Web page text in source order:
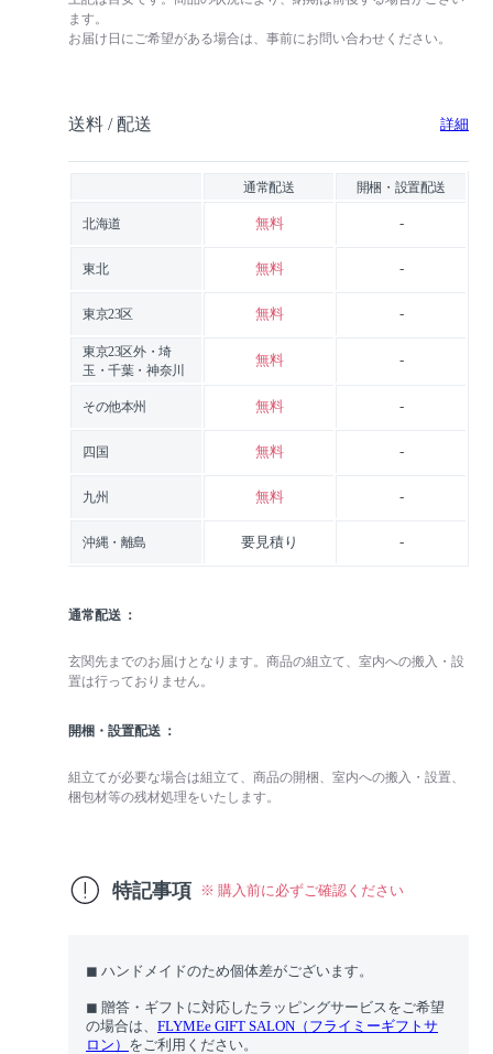
ます。
お届け日にご希望がある場合は、事前にお問い合わせください。
送料 / 配送 詳細
通常配送 開梱・設置配送
北海道 無料 -
東北 無料 -
東京23区 無料 -
東京23区外・埼
玉・千葉・神奈川
無料 -
その他本州 無料 -
四国 無料 -
九州 無料 -
沖縄・離島 要見積り -
通常配送
玄関先までのお届けとなります。商品の組立て、室内への搬入・設
置は行っておりません。
開梱・設置配送
組立てが必要な場合は組立て、商品の開梱、室内への搬入・設置、
梱包材等の残材処理をいたします。
特記事項 ※ 購入前に必ずご確認ください
◼︎ ハンドメイドのため個体差がございます。
◼︎ 贈答・ギフトに対応したラッピングサービスをご希望
の場合は、 FLYMEe GIFT SALON（フライミーギフトサ
ロン） をご利用ください。